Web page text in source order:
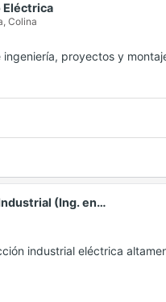
Eléctrica
Colina
proyectos y
(Ing. en…
industrial eléctrica